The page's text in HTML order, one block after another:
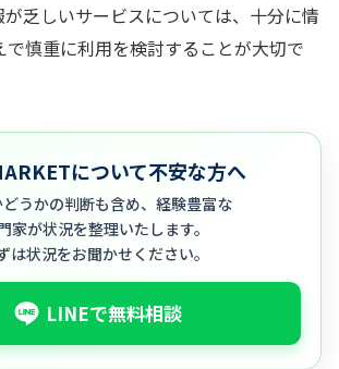
が乏しいサービスについては、十分に情
で慎重に利用を検討することが大切で
について不安な方へ
うかの判断も含め、経験豊富な
家が状況を整理いたします。
は状況をお聞かせください。
LINEで無料相談